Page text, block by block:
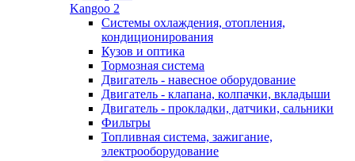
Kangoo 2
Системы охлаждения, отопления,
кондиционирования
Кузов и оптика
Тормозная система
Двигатель - навесное оборудование
Двигатель - клапана, колпачки, вкладыши
Двигатель - прокладки, датчики, сальники
Фильтры
Топливная система, зажигание,
электрооборудование